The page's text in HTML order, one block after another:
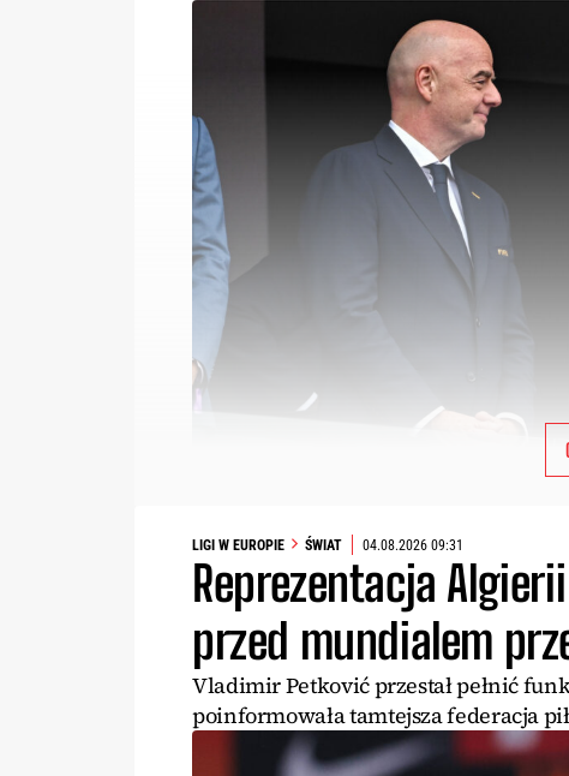
LIGI W EUROPIE ŚWIAT 04.08.2026 09:31
Reprezentacja
przed mundialem
Vladimir Petković przestał pełnić
poinformowała tamtejsza federacja